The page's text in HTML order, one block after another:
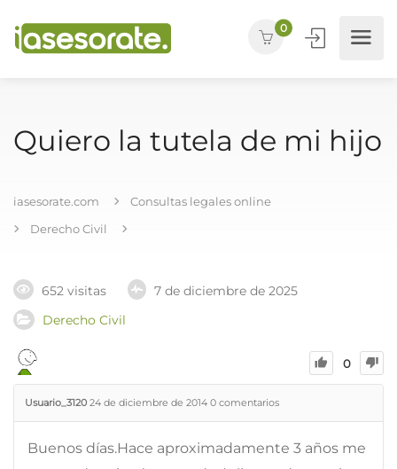
0
Quiero la tutela de mi hijo
iasesorate.com
Consultas legales online
Derecho Civil
652 visitas
7 de diciembre de 2025
Derecho Civil
0
Usuario_3120 24 de diciembre de 2014 0 comentarios
Buenos días.Hace aproximadamente 3 años me